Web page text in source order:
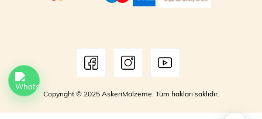
Copyright © 2025 AskeriMalzeme. Tüm hakları saklıdır.